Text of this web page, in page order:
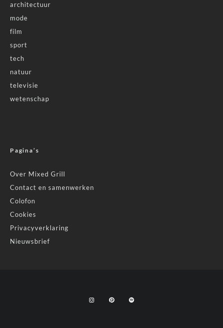
architectuur
mode
film
sport
tech
natuur
televisie
wetenschap
Pagina’s
Over Mixed Grill
Contact en samenwerken
Colofon
Cookies
Privacyverklaring
Nieuwsbrief